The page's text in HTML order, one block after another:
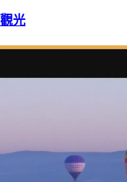
光